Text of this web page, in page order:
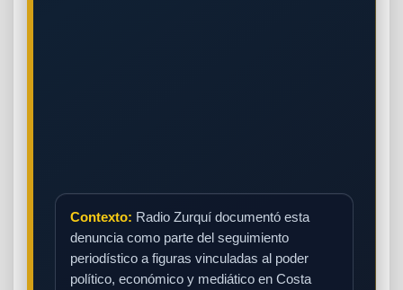
Contexto: Radio Zurquí documentó esta
denuncia como parte del seguimiento
periodístico a figuras vinculadas al poder
político, económico y mediático en Costa